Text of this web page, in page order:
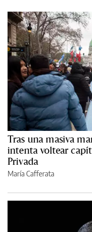
Tras una masiva
intenta voltear
Privada
María Cafferata